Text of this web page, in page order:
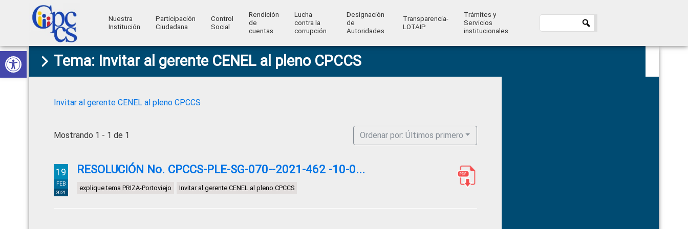
Abrir barra de herramientas
Skip
to
primary
Skip
to
main
Skip
to
primary
Skip
to
footer
Consejo
de
Ciudadana
Control
Construyendo
Poder
Ciudadano
Nuestra
Institución
Participación
Ciudadana
Control
Social
Rendición
de
cuentas
Lucha
contra la
corrupción
Designación
de
Autoridades
Transparencia-
LOTAIP
Trámites y
Servicios
institucionales
Tema: Invitar al gerente CENEL al pleno CPCCS
Invitar al gerente CENEL al pleno CPCCS
Mostrando 1 - 1 de 1 Ordenar por: Últimos primero
19
FEB
2021
RESOLUCIÓN No. CPCCS-PLE-SG-070--2021-462 -10-0...
explique tema PRIZA-Portoviejo Invitar al gerente CENEL al pleno CPCCS